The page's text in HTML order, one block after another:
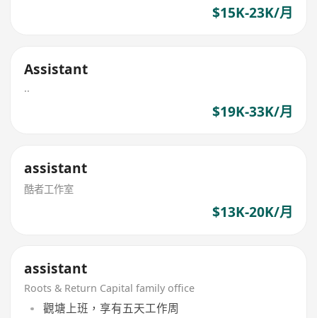
$15K-23K/月
Assistant
..
$19K-33K/月
assistant
酷者工作室
$13K-20K/月
assistant
Roots & Return Capital family office
觀塘上班，享有五天工作周